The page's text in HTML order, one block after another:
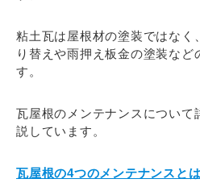
粘土瓦は屋根材の塗装ではなく
り替えや雨押え板金の塗装など
す。
瓦屋根のメンテナンスについて
説しています。
瓦屋根の4つのメンテナンスと